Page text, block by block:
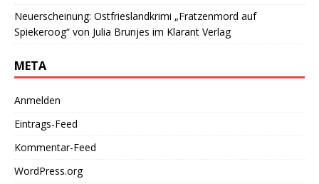
Neuerscheinung: Ostfrieslandkrimi „Fratzenmord auf
Spiekeroog“ von Julia Brunjes im Klarant Verlag
META
Anmelden
Eintrags-Feed
Kommentar-Feed
WordPress.org